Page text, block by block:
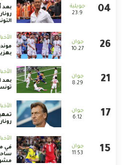
23:9
بعد
10:27
8:29
بعد
6:12
11:53
في